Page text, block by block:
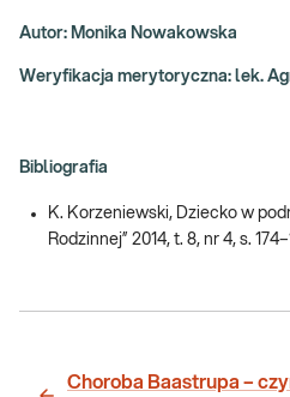
Autor: Monika Nowakowska
Weryfikacja merytoryczna: lek.
Bibliografia
K. Korzeniewski, Dziecko w
Rodzinnej” 2014, t. 8, nr 4, s.
Choroba Baastrupa –